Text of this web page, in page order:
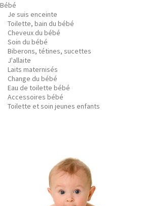
Bébé
Je suis enceinte
Toilette, bain du bébé
Cheveux du bébé
Soin du bébé
Biberons, tétines, sucettes
J'allaite
Laits maternisés
Change du bébé
Eau de toilette bébé
Accessoires bébé
Toilette et soin jeunes enfants